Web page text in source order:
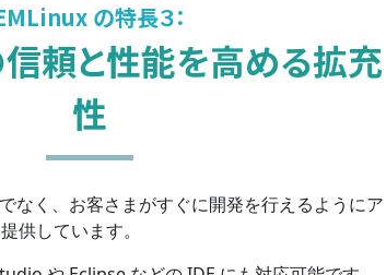
の特長３：
頼と性能を高める拡充
性
なく、お客さまがすぐに開発を行えるようにア
供しています。